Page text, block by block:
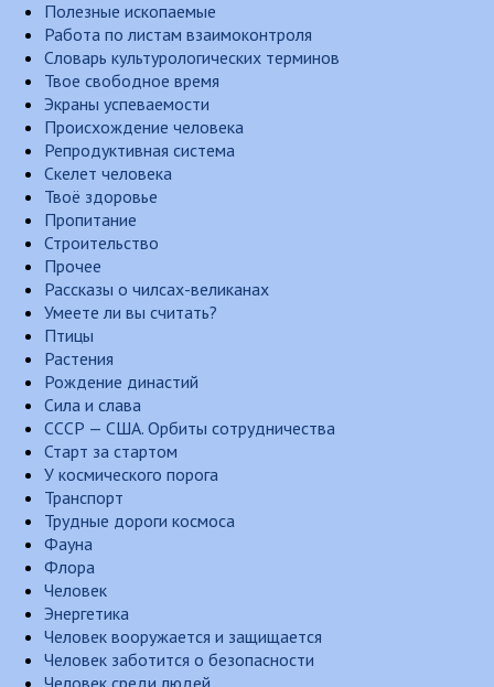
Полезные ископаемые
Работа по листам взаимоконтроля
Словарь культурологических терминов
Твое свободное время
Экраны успеваемости
Происхождение человека
Репродуктивная система
Скелет человека
Твоё здоровье
Пропитание
Строительство
Прочее
Рассказы о чилсах-великанах
Умеете ли вы считать?
Птицы
Растения
Рождение династий
Сила и слава
СССР — США. Орбиты сотрудничества
Старт за стартом
У космического порога
Транспорт
Трудные дороги космоса
Фауна
Флора
Человек
Энергетика
Человек вооружается и защищается
Человек заботится о безопасности
Человек среди людей